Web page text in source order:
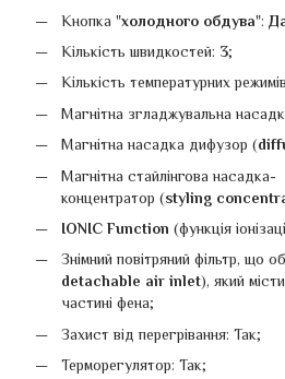
Кнопка "холодного обдува":
Кількість швидкостей: 3;
Кількість температурних
Магнітна згладжувальна
Магнітна насадка дифузор (
Магнітна стайлінгова насадка-
концентратор (styling
IONIC Function (функція
Знімний повітряний фільтр, що
detachable air inlet), який
частині фена;
Захист від перегрівання: Так;
Терморегулятор: Так;